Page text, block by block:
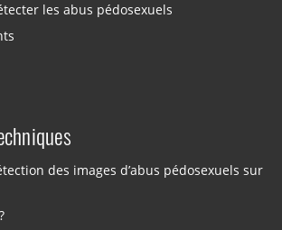
les abus pédosexuels
des images d’abus pédosexuels sur